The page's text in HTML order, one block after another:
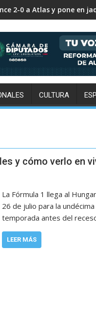
2-0 a Pumas y
CULTURA
y cómo verlo en
La Fórmula 1 llega al
26 de julio para la
temporada antes del
LEER MÁS